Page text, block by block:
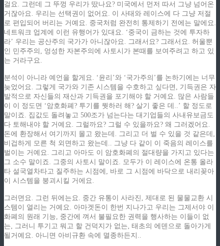
걸요. 그런데 그 뚜껑 우리가 땄나요? 미국에서 먼저 따서 그냥 넘어온
거잖아요. 우리는 선택권이 없어요. 이 사태와 레이스에 다 그냥 저절
로 편입되어 버리는 거예요. 중국처럼 완전히 통제하기 전에는 말에요.
네트워크 업계에 이런 유행어가 있대요. ‘중국이 금하는 것에 투자하
라’ 우리는 공산주의 국가가 아니잖아요. 그래서요? 그래서요. 허울뿐
인 민주주의, 엉성한 자본주의에 사토시가 본때를 보여주려고 하고 있
는 거라구요.
분석이 아니라 예언을 할게요. ‘윤리’와 ‘국가주의’를 논하기에는 너무
늦었어요. 그렇게 국가와 기존 시스템을 수호하고 싶다면, 기득권은 자
발적으로 자신들의 재산과 기득권을 포기해야 할 거예요. 많은 사람들
이 이 정도면 ‘암호화폐? 투기를 뭣하러 해? 살기 좋은 데..’ 할 정도로
말이죠. 집값도 돌려놓고 500조가 넘는다는 대기업들의 사내유보금도
다 토해내야 할 거예요. 그럴까요? 그럴 수 있을까요? 왜 그러겠어요.
돈에 환장해서 여기까지 몰고 왔는데. 그리고 더 벌 수 있을 것 같은데,
비겁하게 모른 척 외면하고 왔는데.. 그냥 다 같이 이 죽음의 레이스를
벌이는 거예요. 그리고 아마도 이 암호화폐의 절대량을 가지고 있다는
그 소수 말이죠. 그중의 사토시 말이죠. 모두가 이 레이스에 온통 올라
타 설국열차타고 질주하는 시점에, 바로 그 시점에 바닥으로 내리꽂아
이 시스템을 붕괴시킬 거에요.
그러면요. 그런 뒤에는요. 중간 유통이 사라진, 제대로 된 물물교환 시
스템이 열리는 거예요. 아마겟돈이 한번 지나가고 우리는 그제서야 이
화폐의 원래 기능, 중간에 껴서 불필요한 권력을 행사하는 이들이 없
는, 그러니 투기고 뭐고 할 건덕지가 없는, 태초의 에덴으로 돌아가게
될거예요. 아니면 아비규환 속에 멸종하든지..